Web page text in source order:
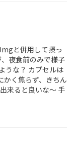
と併用して摂っ
夜食前のみで様子
うな？ カプセルは
かく焦らず、きちん
来ると良いな～ 手